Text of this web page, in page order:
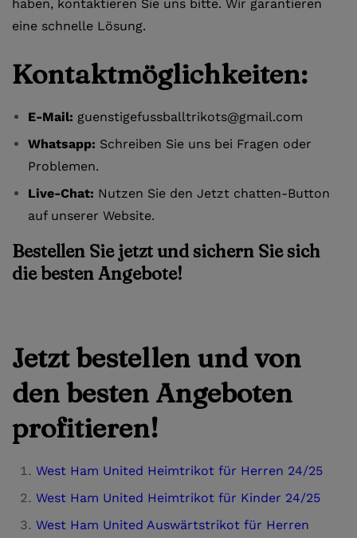
haben, kontaktieren Sie uns bitte. Wir garantieren
eine schnelle Lösung.
Kontaktmöglichkeiten:
E-Mail: guenstigefussballtrikots@gmail.com
Whatsapp: Schreiben Sie uns bei Fragen oder
Problemen.
Live-Chat: Nutzen Sie den Jetzt chatten-Button
auf unserer Website.
Bestellen Sie jetzt und sichern Sie sich
die besten Angebote!
Jetzt bestellen und von
den besten Angeboten
profitieren!
West Ham United Heimtrikot für Herren 24/25
West Ham United Heimtrikot für Kinder 24/25
West Ham United Auswärtstrikot für Herren